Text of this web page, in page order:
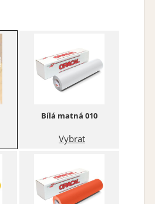
Bílá matná 010
Vybrat